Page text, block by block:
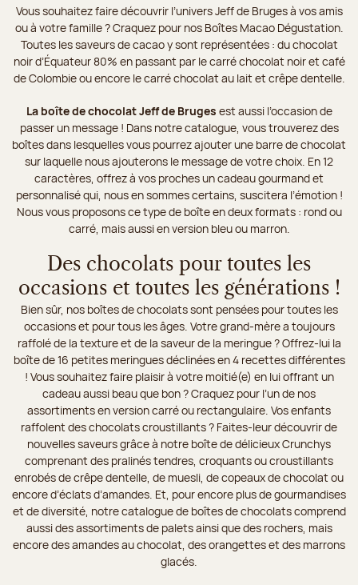
Vous souhaitez faire découvrir l’univers Jeff de Bruges à vos amis
ou à votre famille ? Craquez pour nos Boîtes Macao Dégustation.
Toutes les saveurs de cacao y sont représentées : du chocolat
noir d’Équateur 80% en passant par le carré chocolat noir et café
de Colombie ou encore le carré chocolat au lait et crêpe dentelle.
La boîte de chocolat Jeff de Bruges est aussi l’occasion de
passer un message ! Dans notre catalogue, vous trouverez des
boîtes dans lesquelles vous pourrez ajouter une barre de chocolat
sur laquelle nous ajouterons le message de votre choix. En 12
caractères, offrez à vos proches un cadeau gourmand et
personnalisé qui, nous en sommes certains, suscitera l’émotion !
Nous vous proposons ce type de boîte en deux formats : rond ou
carré, mais aussi en version bleu ou marron.
Des chocolats pour toutes les
occasions et toutes les générations !
Bien sûr, nos boîtes de chocolats sont pensées pour toutes les
occasions et pour tous les âges. Votre grand-mère a toujours
raffolé de la texture et de la saveur de la meringue ? Offrez-lui la
boîte de 16 petites meringues déclinées en 4 recettes différentes
! Vous souhaitez faire plaisir à votre moitié(e) en lui offrant un
cadeau aussi beau que bon ? Craquez pour l’un de nos
assortiments en version carré ou rectangulaire. Vos enfants
raffolent des chocolats croustillants ? Faites-leur découvrir de
nouvelles saveurs grâce à notre boîte de délicieux Crunchys
comprenant des pralinés tendres, croquants ou croustillants
enrobés de crêpe dentelle, de muesli, de copeaux de chocolat ou
encore d’éclats d’amandes. Et, pour encore plus de gourmandises
et de diversité, notre catalogue de boîtes de chocolats comprend
aussi des assortiments de palets ainsi que des rochers, mais
encore des amandes au chocolat, des orangettes et des marrons
glacés.